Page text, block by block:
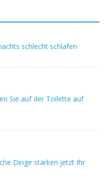
schlecht schlafen
Sie auf der Toilette auf
Dinge stärken jetzt Ihr